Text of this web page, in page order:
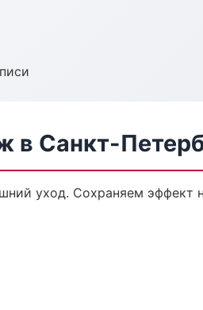
в Санкт-
уход. Сохраняем эффект